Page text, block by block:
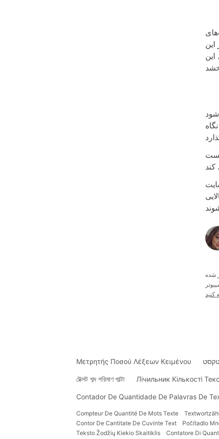
کنید
Μετρητής Ποσού Λέξεων Κειμένου
টেক্সট শব্দ পরিমাণ পাল্টা Лічильник Кількості
Contador De Quantidade De Palavras De
Compteur De Quantité De Mots Texte
Contor De Cantitate De Cuvinte Text
Počítadlo
Teksto Žodžių Kiekio Skaitiklis
Contatore Di